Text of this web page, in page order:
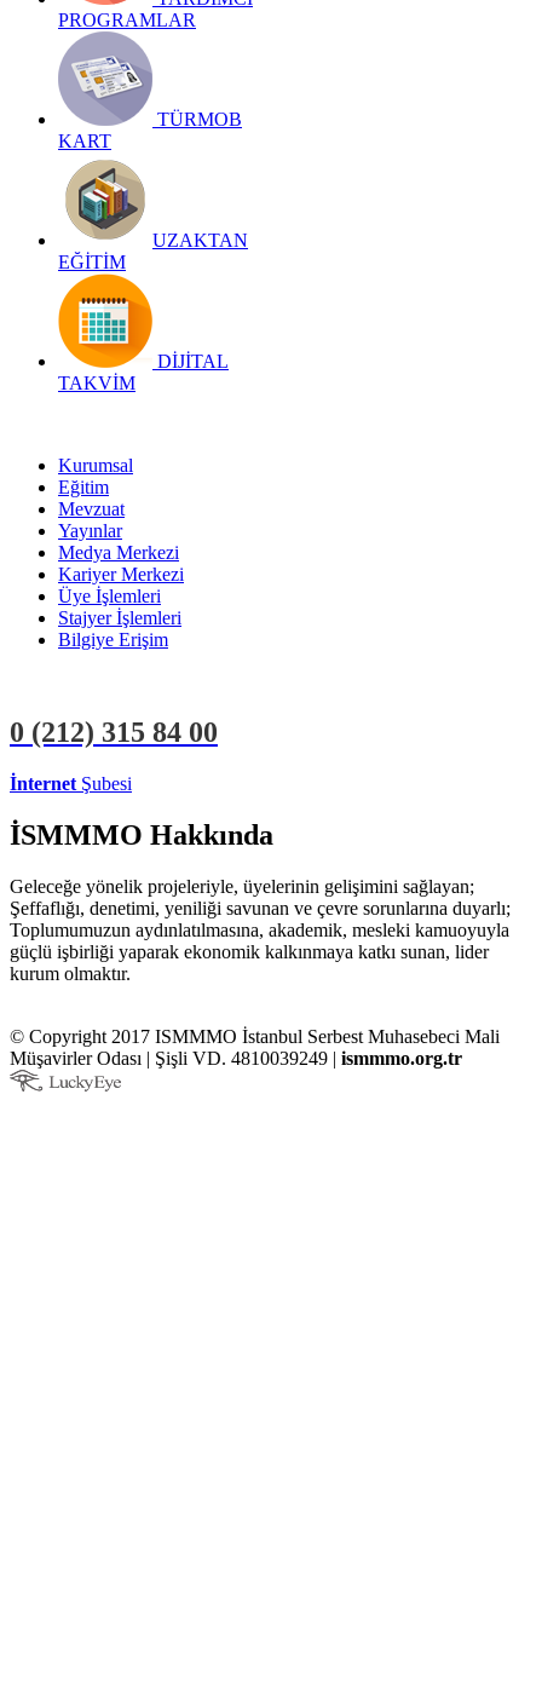
PROGRAMLAR
TÜRMOB
KART
UZAKTAN
EĞİTİM
DİJİTAL
TAKVİM
Kurumsal
Eğitim
Mevzuat
Yayınlar
Medya Merkezi
Kariyer Merkezi
Üye İşlemleri
Stajyer İşlemleri
Bilgiye Erişim
0 (212) 315 84 00
İnternet Şubesi
İSMMMO Hakkında
Geleceğe yönelik projeleriyle, üyelerinin gelişimini sağlayan;
Şeffaflığı, denetimi, yeniliği savunan ve çevre sorunlarına duyarlı;
Toplumumuzun aydınlatılmasına, akademik, mesleki kamuoyuyla
güçlü işbirliği yaparak ekonomik kalkınmaya katkı sunan, lider
kurum olmaktır.
© Copyright 2017 ISMMMO İstanbul Serbest Muhasebeci Mali
Müşavirler Odası | Şişli VD. 4810039249 | ismmmo.org.tr